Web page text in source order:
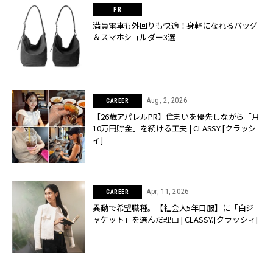
満員電車も外回りも快適！身軽になれるバッグ
＆スマホショルダー3選
CAREER Aug, 2, 2026
【26歳アパレルPR】住まいを優先しながら「月
10万円貯金」を続ける工夫 | CLASSY.[クラッシ
ィ]
CAREER Apr, 11, 2026
異動で希望職種。【社会人5年目服】に「白ジ
ャケット」を選んだ理由 | CLASSY.[クラッシィ]